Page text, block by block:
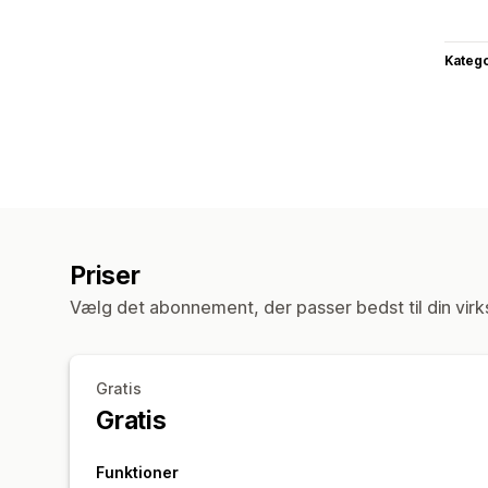
Priser
Vælg det abonnement, der passer bedst til din
Gratis
Gratis
Funktioner